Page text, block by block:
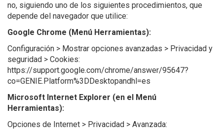
no, siguiendo uno de los siguientes procedimientos, que
depende del navegador que utilice:
Google Chrome (Menú Herramientas):
Configuración > Mostrar opciones avanzadas > Privacidad y
seguridad > Cookies:
https://support.google.com/chrome/answer/95647?
co=GENIE.Platform%3DDesktopandhl=es
Microsoft Internet Explorer (en el Menú
Herramientas):
Opciones de Internet > Privacidad > Avanzada: